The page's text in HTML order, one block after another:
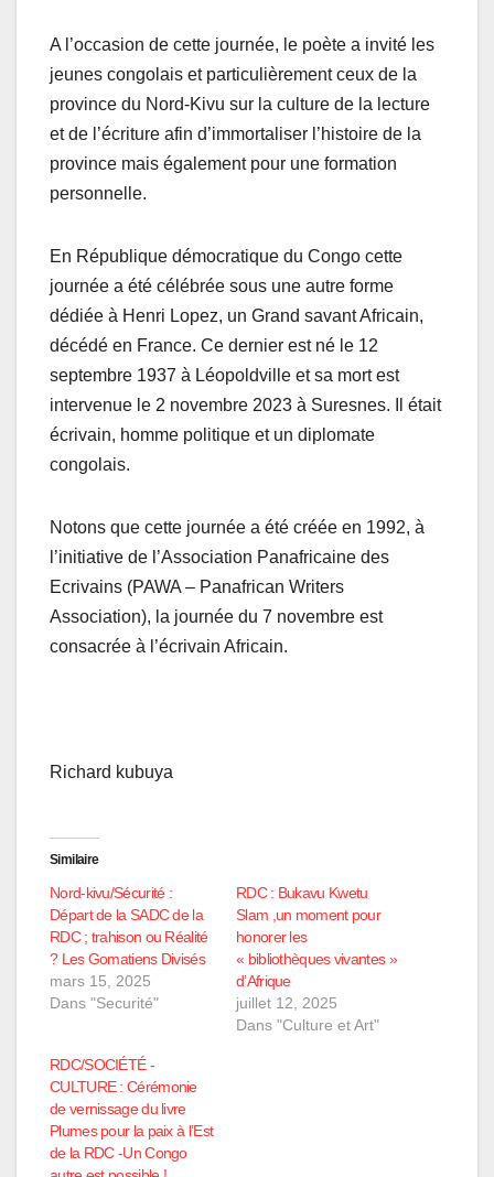
A l’occasion de cette journée, le poète a invité les
jeunes congolais et particulièrement ceux de la
province du Nord-Kivu sur la culture de la lecture
et de l’écriture afin d’immortaliser l’histoire de la
province mais également pour une formation
personnelle.
En République démocratique du Congo cette
journée a été célébrée sous une autre forme
dédiée à Henri Lopez, un Grand savant Africain,
décédé en France. Ce dernier est né le 12
septembre 1937 à Léopoldville et sa mort est
intervenue le 2 novembre 2023 à Suresnes. Il était
écrivain, homme politique et un diplomate
congolais.
Notons que cette journée a été créée en 1992, à
l’initiative de l’Association Panafricaine des
Ecrivains (PAWA – Panafrican Writers
Association), la journée du 7 novembre est
consacrée à l’écrivain Africain.
Richard kubuya
Similaire
Nord-kivu/Sécurité :
Départ de la SADC de la
RDC ; trahison ou Réalité
? Les Gomatiens Divisés
mars 15, 2025
Dans "Securité"
RDC : Bukavu Kwetu
Slam ,un moment pour
honorer les
« bibliothèques vivantes »
d’Afrique
juillet 12, 2025
Dans "Culture et Art"
RDC/SOCIÉTÉ -
CULTURE : Cérémonie
de vernissage du livre
Plumes pour la paix à l’Est
de la RDC -Un Congo